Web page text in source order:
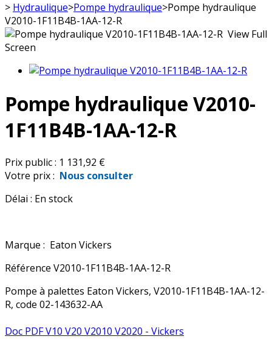
> Hydraulique>Pompe hydraulique>Pompe hydraulique
V2010-1F11B4B-1AA-12-R
View Full
Screen
Pompe hydraulique V2010-
1F11B4B-1AA-12-R
Prix public : 1 131,92 €
Votre prix : Nous consulter
Délai : En stock
Marque : Eaton Vickers
Référence V2010-1F11B4B-1AA-12-R
Pompe à palettes Eaton Vickers, V2010-1F11B4B-1AA-12-
R, code 02-143632-AA
Doc PDF V10 V20 V2010 V2020 - Vickers